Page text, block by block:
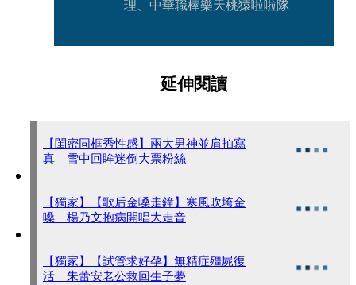
理、中華職棒樂天桃猿啦啦隊
延伸閱讀
【閨密同框秀性感】兩大男神並肩拍寫
真 雪中回眸迷倒大票粉絲
【獨家】【歌后金嗓走鐘】寒風吹垮金
嗓 楊乃文抱病開唱大走音
【獨家】【試管求好孕】無精症殭屍復
活 朱蕾安老公救回生子夢